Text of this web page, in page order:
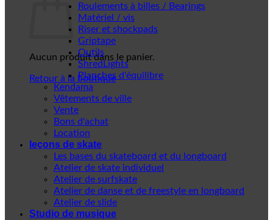
Aucun produit dans le panier.
Retour à la boutique
Roulements à billes / Bearings
Matériel / vis
Riser et shockpads
Griptape
Outils
ShredLights
Planches d'équilibre
Kendama
Vêtements de ville
Vente
Bons d'achat
Location
leçons de skate
Les bases du skateboard et du longboard
Atelier de skate individuel
Atelier de surfskate
Atelier de danse et de freestyle en longboard
Atelier de slide
Studio de musique